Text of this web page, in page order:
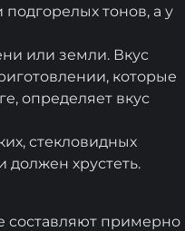
подгорелых тонов, а у
или земли. Вкус
которые
определяет вкус
стекловидных
хрустеть.
составляют примерно